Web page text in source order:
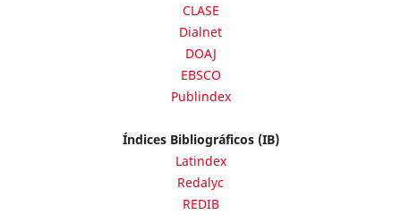
CLASE
Dialnet
DOAJ
EBSCO
Publindex
Índices Bibliográficos (IB)
Latindex
Redalyc
REDIB